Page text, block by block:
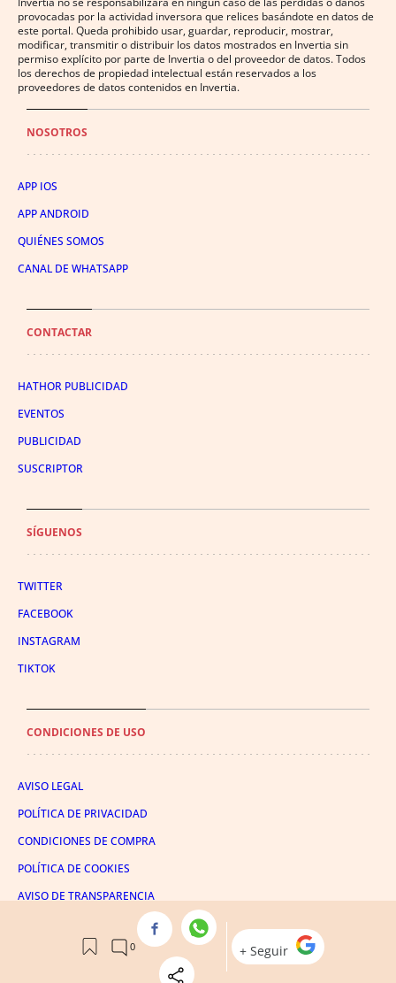
provocadas por la actividad inversora que relices basándote en datos de
este portal. Queda prohibido usar, guardar, reproducir, mostrar,
modificar, transmitir o distribuir los datos mostrados en Invertia sin
permiso explícito por parte de Invertia o del proveedor de datos. Todos
los derechos de propiedad intelectual están reservados a los
proveedores de datos contenidos en Invertia.
NOSOTROS
APP IOS
APP ANDROID
QUIÉNES SOMOS
CANAL DE WHATSAPP
CONTACTAR
HATHOR PUBLICIDAD
EVENTOS
PUBLICIDAD
SUSCRIPTOR
SÍGUENOS
TWITTER
FACEBOOK
INSTAGRAM
TIKTOK
CONDICIONES DE USO
AVISO LEGAL
POLÍTICA DE PRIVACIDAD
CONDICIONES DE COMPRA
POLÍTICA DE COOKIES
AVISO DE TRANSPARENCIA
ADMINISTRACIÓN UTIQ